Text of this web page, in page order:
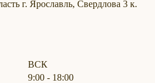
г. Ярославль,Свердлова 3 к.
ВСК
9:00 - 18:00